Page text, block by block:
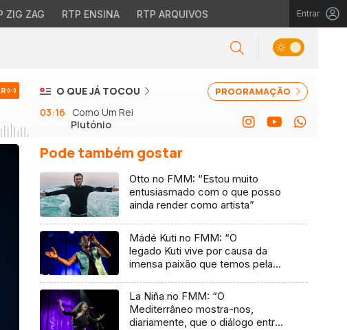
ZIG ZAG RTP ENSINA RTP ARQUIVOS Entrar
PROGRAMAÇÃO
O QUE JÁ TOCOU
03:16
Como Um Rei
Plutónio
Pode também gostar
Otto no FMM: “Estou muito
entusiasmado com o que posso
ainda render como artista”
Mádé Kuti no FMM: “O
legado Kuti vive por causa da
imensa paixão que temos pela
La Niña no FMM: “O
Mediterrâneo mostra-nos,
diariamente, que o diálogo entre